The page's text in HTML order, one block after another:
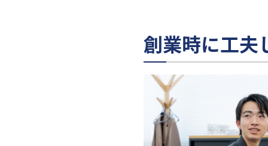
創業時に工夫